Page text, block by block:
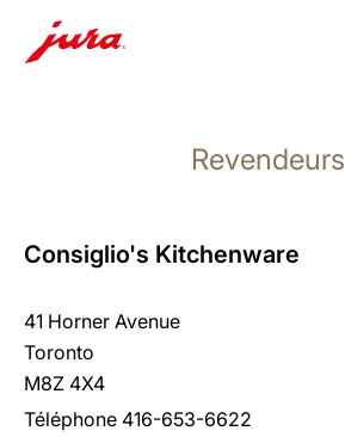
recherche
Revendeurs
Consiglio's Kitchenware
41 Horner Avenue
Toronto
M8Z 4X4
Téléphone 416-653-6622